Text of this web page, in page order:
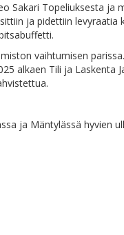
Sa­ka­ri To­pe­liuk­ses­ta
ja pi­det­tiin
vaih­tu­mi­sen
al­kaen Ti­li ja
ja Män­ty­läs­sä hy­vien